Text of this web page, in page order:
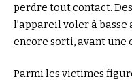
perdre tout contact.
l’appareil voler à
encore sorti, avant une
Parmi les victimes